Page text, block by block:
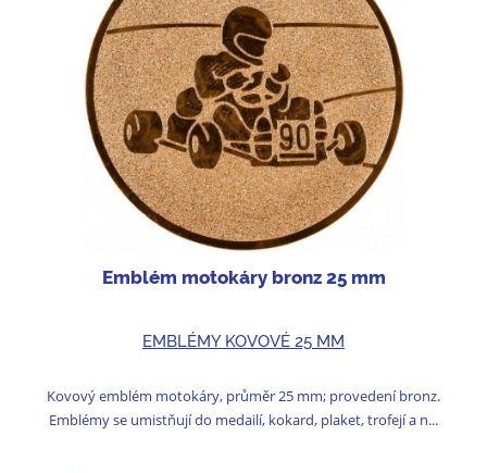
Emblém motokáry bronz 25 mm
EMBLÉMY KOVOVÉ 25 MM
Kovový emblém motokáry, průměr 25 mm; provedení bronz.
Emblémy se umistňují do medailí, kokard, plaket, trofejí a n...